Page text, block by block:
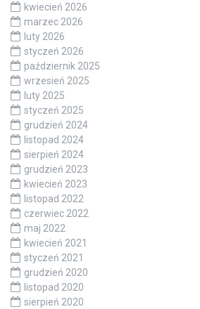
kwiecień 2026
marzec 2026
luty 2026
styczeń 2026
październik 2025
wrzesień 2025
luty 2025
styczeń 2025
grudzień 2024
listopad 2024
sierpień 2024
grudzień 2023
kwiecień 2023
listopad 2022
czerwiec 2022
maj 2022
kwiecień 2021
styczeń 2021
grudzień 2020
listopad 2020
sierpień 2020